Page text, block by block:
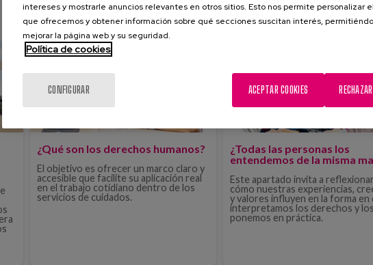
CONTENIDO
¿Qué son los derechos humanos?
El objetivo es ofrecer un marco claro y
accesible que facilite su aplicación real
en el trabajo cotidiano dentro de los
servicios de cuidados.
¿Todas las personas los
entendemos de la misma
Este apartado invita a
cómo nuestras experiencias,
y valores influyen en la forma en
interpretamos los derechos y los
ponemos en práctica.
intereses y mostrarle anuncios relevantes en otros sitios. Esto nos permite personalizar
que ofrecemos y obtener información sobre qué secciones suscitan interés,
mejorar la página web y su seguridad.
Política de cookies
CONFIGURAR ACEPTAR COOKIES